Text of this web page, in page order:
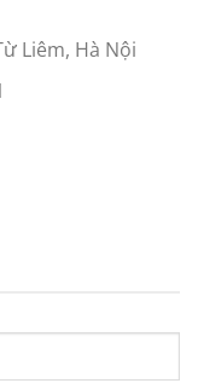
Liêm, Hà Nội